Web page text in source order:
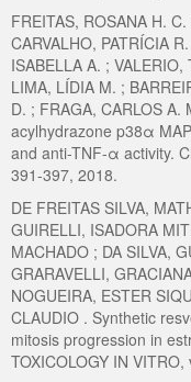
FREITAS, ROSANA H.
CARVALHO, PATRÍCIA
ISABELLA A. ; VALERIO,
LIMA, LÍDIA M. ;
D. ; FRAGA, CARLOS
acylhydrazone p38α
and anti-TNF-α activity.
391-397, 2018.
DE FREITAS SILVA,
GUIRELLI, ISADORA
MACHADO ; DA SILVA,
GRARAVELLI,
NOGUEIRA, ESTER
CLAUDIO . Synthetic
mitosis progression in
TOXICOLOGY IN